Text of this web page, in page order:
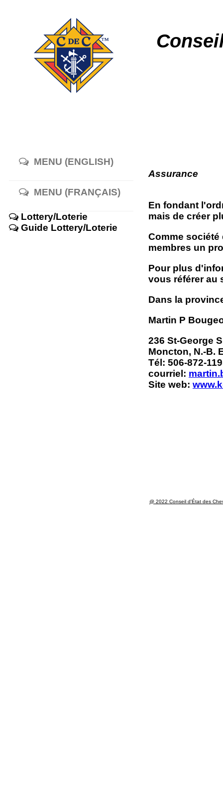
MENU (ENGLISH)
MENU (FRANÇAIS)
Lottery/Loterie
Guide Lottery/Loterie
Assurance
En fondant
mais de créer
Comme
membres un
Pour plus
vous référer au
Dans la
Martin P
236 St-George
Moncton, N.-B.
Tél: 506-872-
courriel:
Site web:
@ 2022 Conseil d'État des